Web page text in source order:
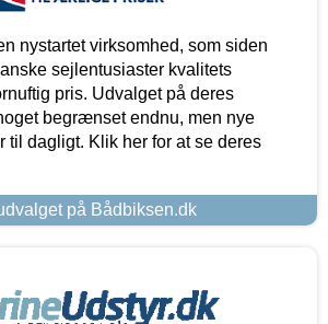
nystartet virksomhed, som siden
sejlentusiaster kvalitets
pris. Udvalget på deres
begrænset endnu, men nye
til dagligt. Klik her for at se deres
på Bådbiksen.dk